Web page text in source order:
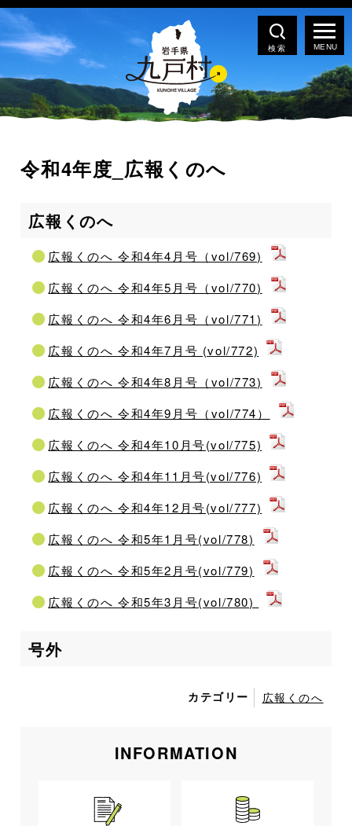
検索
令和4年度_広報くのへ
広報くのへ
広報くのへ 令和4年4月号（vol/769)
広報くのへ 令和4年5月号（vol/770)
広報くのへ 令和4年6月号（vol/771)
広報くのへ 令和4年7月号 (vol/772)
広報くのへ 令和4年8月号（vol/773)
広報くのへ 令和4年9月号（vol/774）
広報くのへ 令和4年10月号(vol/775)
広報くのへ 令和4年11月号(vol/776)
広報くのへ 令和4年12月号(vol/777)
広報くのへ 令和5年1月号(vol/778)
広報くのへ 令和5年2月号(vol/779)
広報くのへ 令和5年3月号(vol/780)
号外
カテゴリー 広報くのへ
INFORMATION